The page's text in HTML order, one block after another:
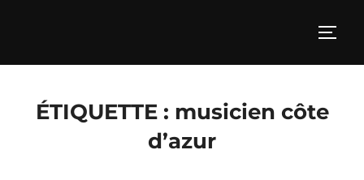
ÉTIQUETTE : musicien côte
d’azur